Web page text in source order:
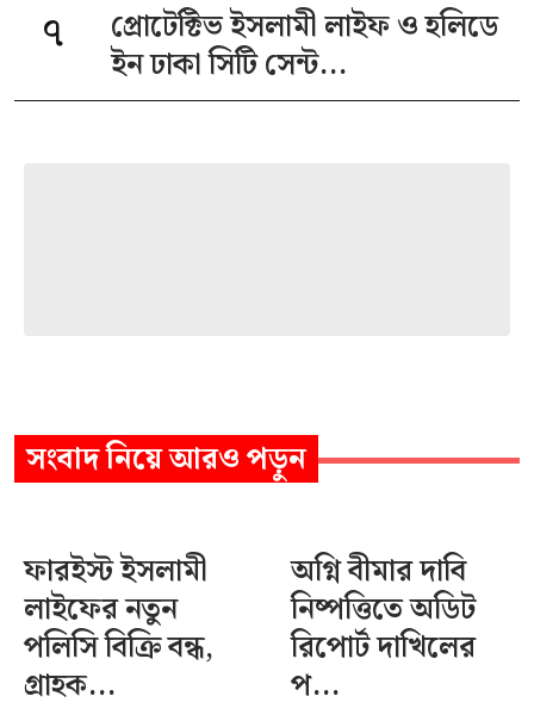
৭
প্রোটেক্টিভ ইসলামী লাইফ ও হলিডে
ইন ঢাকা সিটি সেন্ট...
সংবাদনিয়ে আরও পড়ুন
ফারইস্ট ইসলামী
লাইফের নতুন
পলিসি বিক্রি বন্ধ,
গ্রাহক...
অগ্নি বীমার দাবি
নিষ্পত্তিতে অডিট
রিপোর্ট দাখিলের
প...